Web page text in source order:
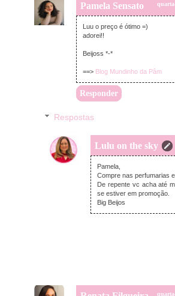
Pamela Sensato
Luu o preço é ótimo =)
adorei!!
Beijoss *-*
==> Blog Mundinho da Pâm
Responder
Respostas
Lulu on the sky
quarta-
Pamela,
Compre nas perfumarias
De repente vc acha até
se estiver em promoção.
Big Beijos